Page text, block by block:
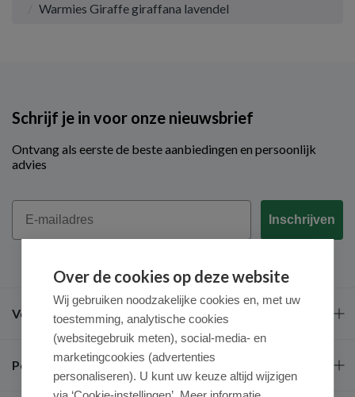
Warmies Giraffe giraffana lavendel
Schrijf je in voor onze nieuwsbrief
Ontvang als eerste de beste aanbiedingen en persoonlijk
advies
Email
Inschrijven
Veel gestelde vragen
Populaire merken
Over de cookies op deze website
Wij gebruiken noodzakelijke cookies en, met uw
toestemming, analytische cookies
(websitegebruik meten), social-media- en
marketingcookies (advertenties
personaliseren). U kunt uw keuze altijd wijzigen